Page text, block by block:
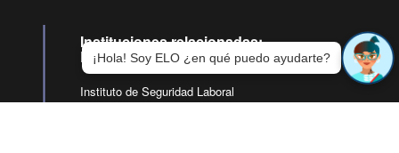
Instituciones relacionadas:
Previsión
Instituto de Seguridad Laboral
¡Hola! Soy ELO ¿en qué puedo ayudarte?